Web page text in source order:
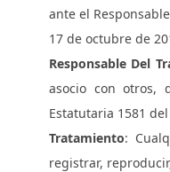
ante el
17 de octubre de
Responsable Del
asocio con otros,
Estatutaria 1581
Tratamiento:
registrar,